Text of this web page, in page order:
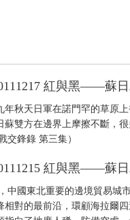
紅與黑——蘇
秋天日軍在諾門罕的草原
雙方在邊界上摩擦不斷，
鋒錄 第三集）
紅與黑——蘇
中國東北重要的邊境貿易城
相對的最前沿，環顧海拉爾